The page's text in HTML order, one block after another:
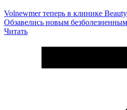
Volnewmer теперь в клинике
Обзавелись новым
Читать